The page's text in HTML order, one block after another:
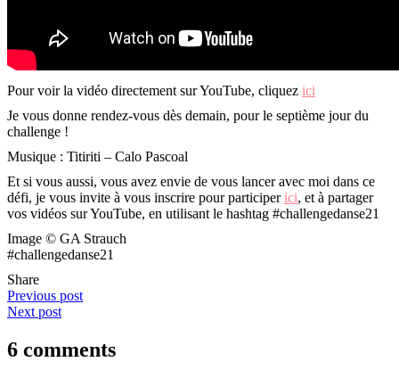
Pour voir la vidéo directement sur YouTube, cliquez ici
Je vous donne rendez-vous dès demain, pour le septième jour du
challenge !
Musique : Titiriti – Calo Pascoal
Et si vous aussi, vous avez envie de vous lancer avec moi dans ce
défi, je vous invite à vous inscrire pour participer ici, et à partager
vos vidéos sur YouTube, en utilisant le hashtag #challengedanse21
Image © GA Strauch
#challengedanse21
Share
Previous post
Next post
6 comments